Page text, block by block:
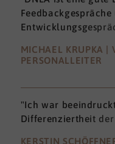
MICHAEL KRUPKA |
PERSONALLEITER
"Ich war
Differenziertheit der
KERSTIN